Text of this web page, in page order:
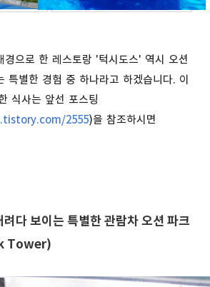
경으로 한 레스토랑 '턱시도스' 역시 오션
특별한 경험 중 하나라고 하겠습니다. 이
식사는 앞선 포스팅
2555)을 참조하시면
다 보이는 특별한 관람차 오션 파크
Tower)